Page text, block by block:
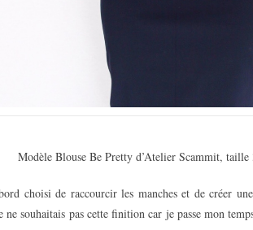
Modèle Blouse Be Pretty d’Atelier Scammit,
choisi de raccourcir les manches et de créer
ne souhaitais pas cette finition car je passe mon